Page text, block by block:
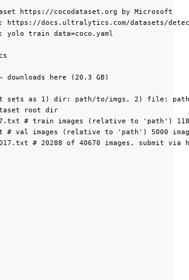
https://cocodataset.org by Microsoft
https://docs.ultralytics.com/datasets/
yolo train data=coco.yaml
here (20.3 GB)
sets as 1) dir: path/to/imgs, 2) file:
root dir
# train images (relative to 'path')
# val images (relative to 'path') 5000
# 20288 of 40670 images, submit via